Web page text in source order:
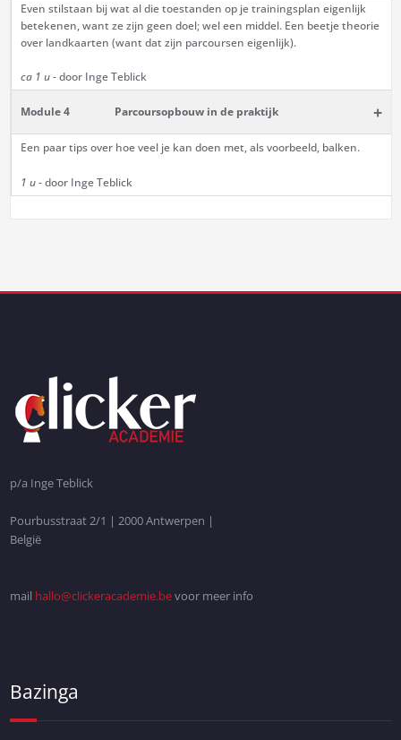
Even stilstaan bij wat al die toestanden op je trainingsplan eigenlijk
betekenen, want ze zijn geen doel; wel een middel. Een beetje theorie
over landkaarten (want dat zijn parcoursen eigenlijk).
ca 1 u- door Inge Teblick
Module 4 Parcoursopbouw in de praktijk +
Een paar tips over hoe veel je kan doen met, als voorbeeld, balken.
1 u- door Inge Teblick
p/a Inge Teblick
Pourbusstraat 2/1 | 2000 Antwerpen |
België
mail hallo@clickeracademie.bevoor meer info
Bazinga